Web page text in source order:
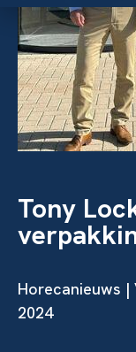
Tony
Horecanieuws |
2024